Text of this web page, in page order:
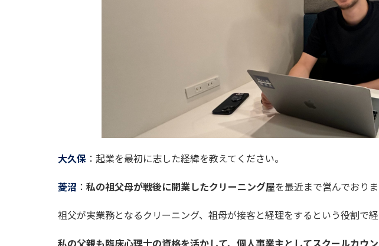
大久保 ：起業を最初に志した経緯を教えてください。
菱沼 ： 私の祖父母が戦後に開業したクリーニング屋を最近まで営んでおりま
祖父が実業務となるクリーニング、祖母が接客と経理をするという役割で経
私の父親も臨床心理士の資格を活かして、個人事業主としてスクールカウ